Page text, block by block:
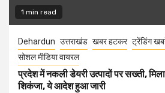
1 min read
Dehardun उत्तराखंड खबर हटकर ट्रेंडिंग
सोशल मीडिया वायरल
प्रदेश में नकली डेयरी उत्पादों पर सख्ती,
शिकंजा, ये आदेश हुआ जारी